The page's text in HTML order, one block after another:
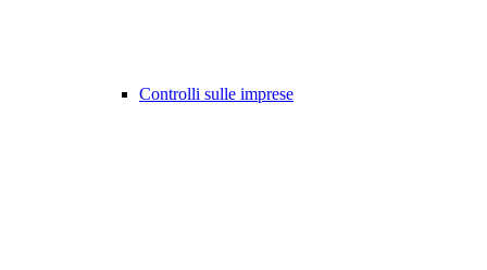
Controlli sulle imprese